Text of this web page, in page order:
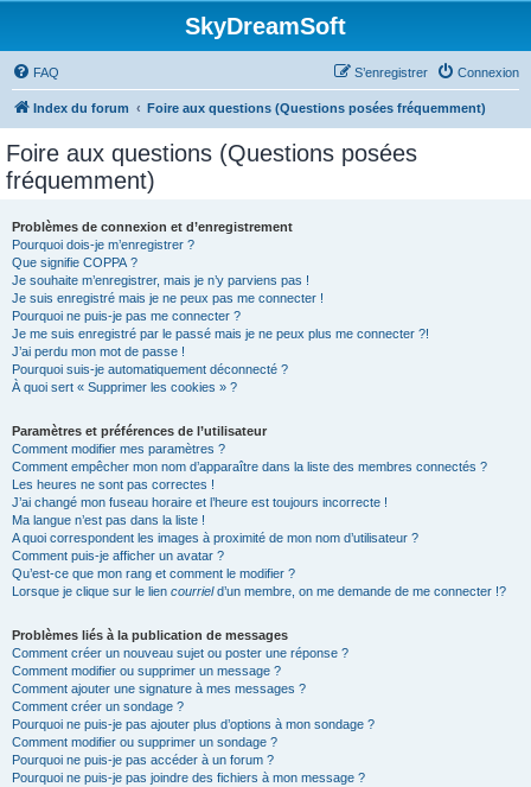
SkyDreamSoft
FAQ Connexion
S’enregistrer
Index du forum Foire aux questions (Questions posées fréquemment)
Foire aux questions (Questions posées
fréquemment)
Problèmes de connexion et d’enregistrement
Pourquoi dois-je m’enregistrer ?
Que signifie COPPA ?
Je souhaite m’enregistrer, mais je n’y parviens pas !
Je suis enregistré mais je ne peux pas me connecter !
Pourquoi ne puis-je pas me connecter ?
Je me suis enregistré par le passé mais je ne peux plus me connecter ?!
J’ai perdu mon mot de passe !
Pourquoi suis-je automatiquement déconnecté ?
À quoi sert « Supprimer les cookies » ?
Paramètres et préférences de l’utilisateur
Comment modifier mes paramètres ?
Comment empêcher mon nom d’apparaître dans la liste des membres connectés ?
Les heures ne sont pas correctes !
J’ai changé mon fuseau horaire et l’heure est toujours incorrecte !
Ma langue n’est pas dans la liste !
A quoi correspondent les images à proximité de mon nom d’utilisateur ?
Comment puis-je afficher un avatar ?
Qu’est-ce que mon rang et comment le modifier ?
Lorsque je clique sur le lien courrield’un membre, on me demande de me connecter !?
Problèmes liés à la publication de messages
Comment créer un nouveau sujet ou poster une réponse ?
Comment modifier ou supprimer un message ?
Comment ajouter une signature à mes messages ?
Comment créer un sondage ?
Pourquoi ne puis-je pas ajouter plus d’options à mon sondage ?
Comment modifier ou supprimer un sondage ?
Pourquoi ne puis-je pas accéder à un forum ?
Pourquoi ne puis-je pas joindre des fichiers à mon message ?